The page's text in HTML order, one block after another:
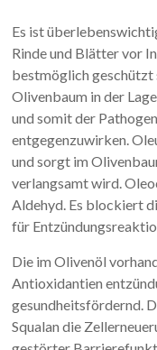
Es ist
Rinde und Blätter vor
bestmöglich geschützt
Olivenbaum in der
und somit der
entgegenzuwirken.
und sorgt im
verlangsamt wird.
Aldehyd. Es blockiert
für
Die im Olivenöl
Antioxidantien
gesundheitsfördernd.
Squalan die